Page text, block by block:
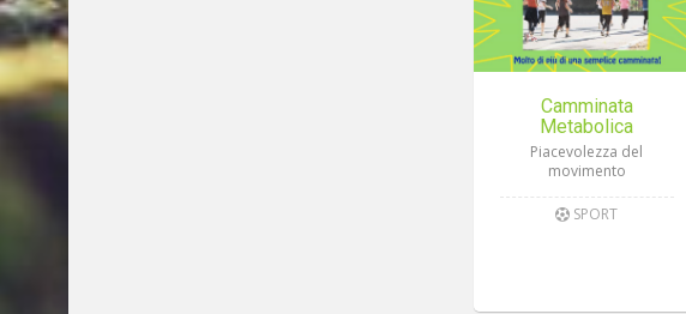
Camminata
Metabolica
Piacevolezza del
movimento
SPORT